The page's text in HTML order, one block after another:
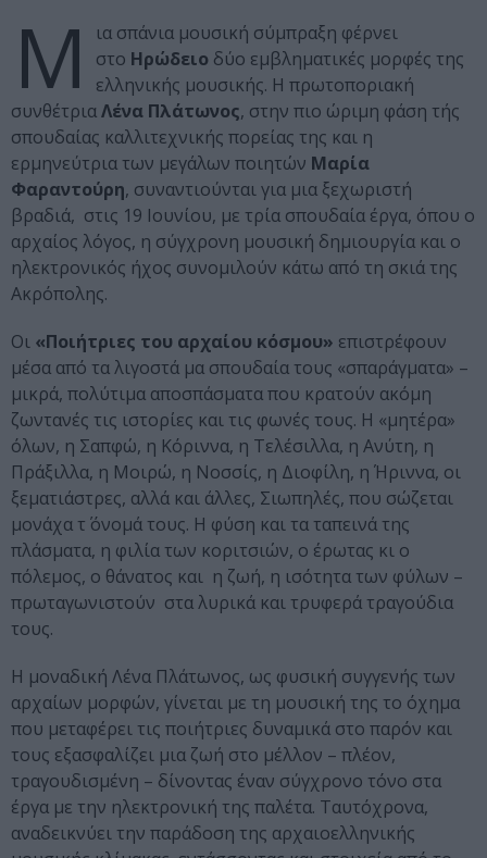
Μ
ια σπάνια μουσική σύμπραξη φέρνει
στο Ηρώδειο δύο εμβληματικές μορφές της
ελληνικής μουσικής. Η πρωτοποριακή
συνθέτριαΛένα Πλάτωνος, στην πιο ώριμη φάση τής
σπουδαίας καλλιτεχνικής πορείας της και η
ερμηνεύτρια των μεγάλων ποιητών Μαρία
Φαραντούρη, συναντιούνται για μια ξεχωριστή
βραδιά, στις 19 Ιουνίου, με τρία σπουδαία έργα, όπου ο
αρχαίος λόγος, η σύγχρονη μουσική δημιουργία και ο
ηλεκτρονικός ήχος συνομιλούν κάτω από τη σκιά της
Ακρόπολης.
Οι «Ποιήτριες του αρχαίου κόσμου» επιστρέφουν
μέσα από τα λιγοστά μα σπουδαία τους «σπαράγματα» –
μικρά, πολύτιμα αποσπάσματα που κρατούν ακόμη
ζωντανές τις ιστορίες και τις φωνές τους. Η «μητέρα»
όλων, η Σαπφώ, η Κόριννα, η Τελέσιλλα, η Ανύτη, η
Πράξιλλα, η Μοιρώ, η Νοσσίς, η Διοφίλη, η Ήριννα, οι
ξεματιάστρες, αλλά και άλλες, Σιωπηλές, που σώζεται
μονάχα τ΄ όνομά τους. Η φύση και τα ταπεινά της
πλάσματα, η φιλία των κοριτσιών, ο έρωτας κι ο
πόλεμος, ο θάνατος και η ζωή, η ισότητα των φύλων –
πρωταγωνιστούν στα λυρικά και τρυφερά τραγούδια
τους.
Η μοναδική Λένα Πλάτωνος, ως φυσική συγγενής των
αρχαίων μορφών, γίνεται με τη μουσική της το όχημα
που μεταφέρει τις ποιήτριες δυναμικά στο παρόν και
τους εξασφαλίζει μια ζωή στο μέλλον – πλέον,
τραγουδισμένη – δίνοντας έναν σύγχρονο τόνο στα
έργα με την ηλεκτρονική της παλέτα. Ταυτόχρονα,
αναδεικνύει την παράδοση της αρχαιοελληνικής